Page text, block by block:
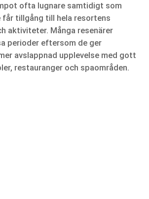
ofta lugnare samtidigt som
tillgång till hela resortens
aktiviteter. Många resenärer
perioder eftersom de ger
avslappnad upplevelse med gott
restauranger och spaområden.